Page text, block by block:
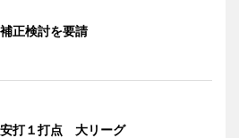
正検討を要請
打１打点 大リーグ